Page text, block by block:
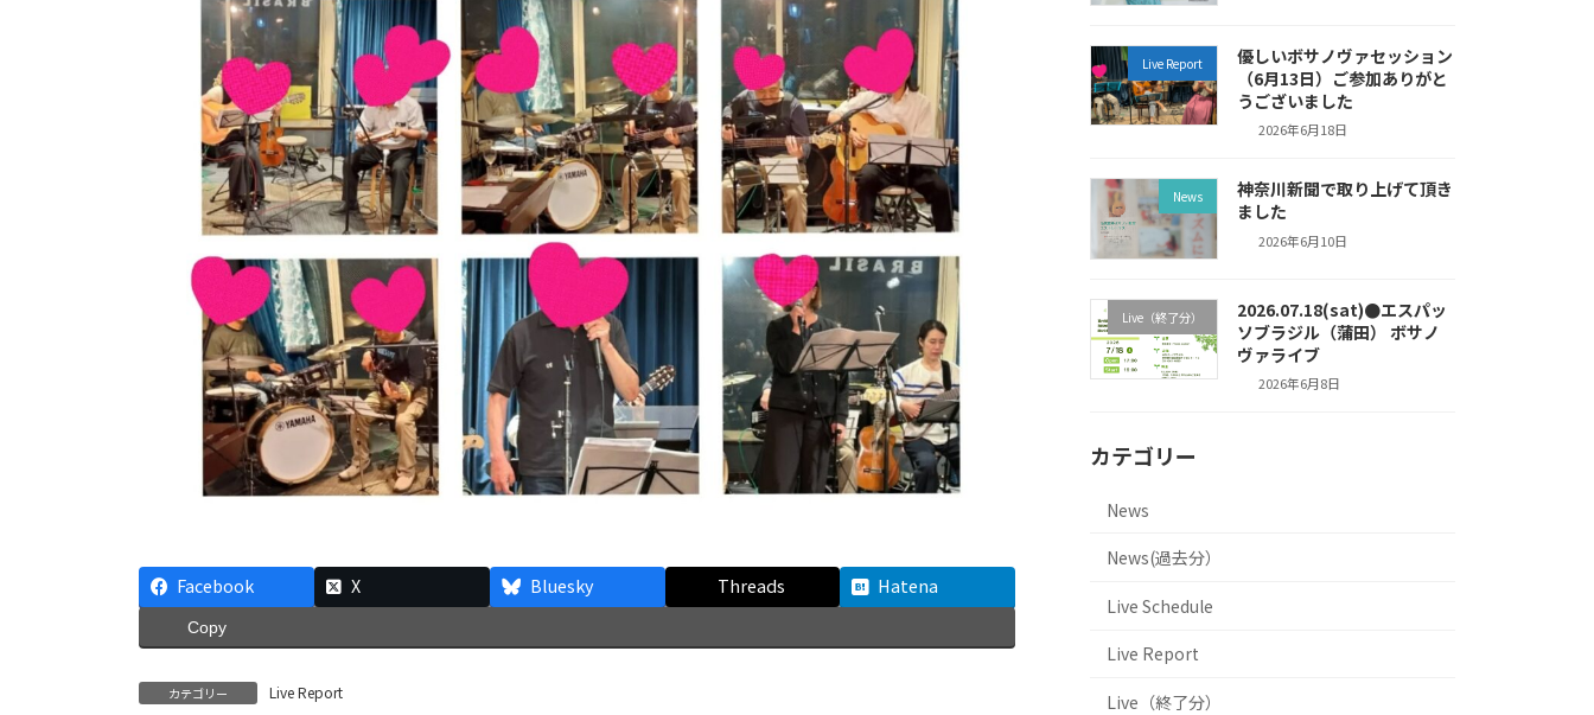
Facebook X Bluesky Threads Hatena
Copy
カテゴリー Live Report
Live Report
優しいボサノヴァセッション
（6月13日）ご参加ありがと
うございました
2026年6月18日
News
神奈川新聞で取り上げて頂き
ました
2026年6月10日
Live（終了分）
2026.07.18(sat)●エスパッ
ソブラジル（蒲田） ボサノ
ヴァライブ
2026年6月8日
カテゴリー
News
News(過去分）
Live Schedule
Live Report
Live（終了分）